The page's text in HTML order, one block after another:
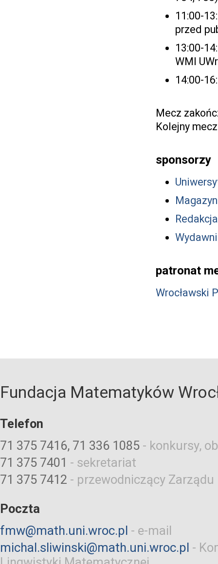
11:00-
przed
13:00-
WMI
14:00-
Mecz
Kolejny
sponsorzy
patronat
Wrocławski
Fundacja Matematyków
Telefon
71 375 7416, 71 336 1085 - konkursy,
71 375 7401 - sekretariat
71 375 7412 - przewodniczący Zarządu
Poczta
fmw@math.uni.wroc.pl - e-mail
michal.sliwinski@math.uni.wroc.pl -